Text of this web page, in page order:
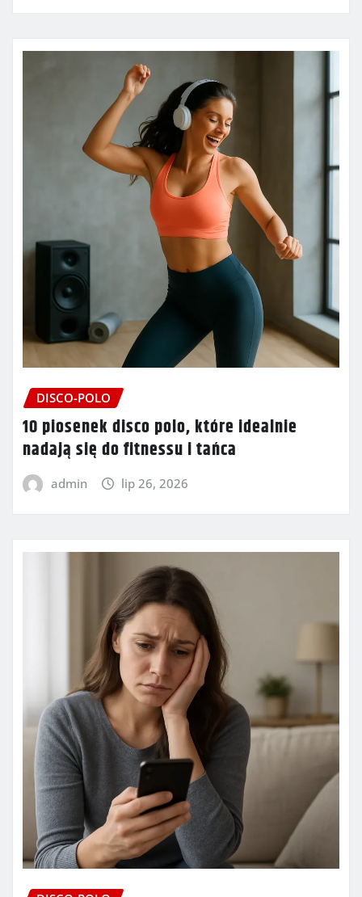
DISCO-POLO
10 piosenek disco polo, które idealnie
nadają się do fitnessu i tańca
admin lip 26, 2026